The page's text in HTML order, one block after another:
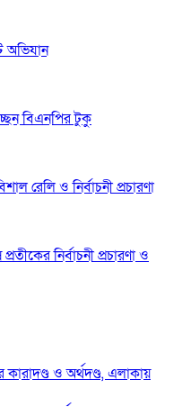
অভিযান
বিএনপির টুকু
রেলি ও নির্বাচনী প্রচারণা
নির্বাচনী প্রচারণা ও